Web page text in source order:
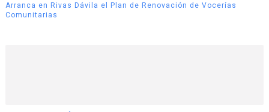
Arranca en Rivas Dávila el Plan de Renovación de Vocerías
Comunitarias